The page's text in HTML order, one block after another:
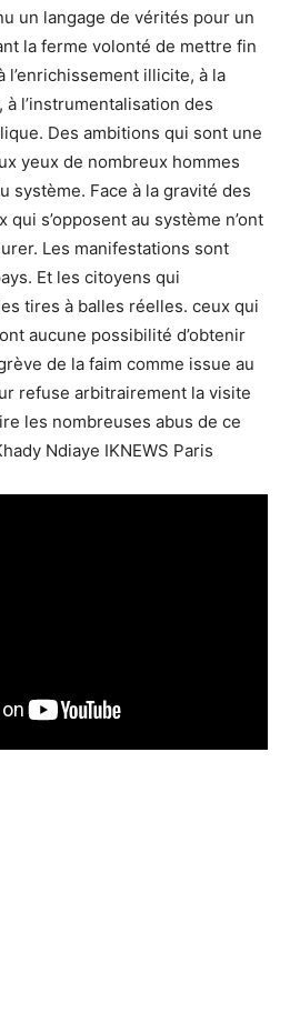
un langage de vérités pour un
la ferme volonté de mettre fin
l’enrichissement illicite, à la
l’instrumentalisation des
Des ambitions qui sont une
yeux de nombreux hommes
système. Face à la gravité des
s’opposent au système n’ont
Les manifestations sont
Et les citoyens qui
tires à balles réelles. ceux qui
aucune possibilité d’obtenir
de la faim comme issue au
refuse arbitrairement la visite
les nombreuses abus de ce
Ndiaye IKNEWS Paris